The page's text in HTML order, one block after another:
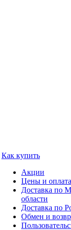
Как купить
Акции
Цены и оплата
Доставка по
области
Доставка по
Обмен и